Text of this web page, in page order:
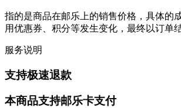
指的是商品在邮乐上的销售价格，具体的
用优惠券、积分等发生变化，最终以订单
服务说明
支持极速退款
本商品支持邮乐卡支付